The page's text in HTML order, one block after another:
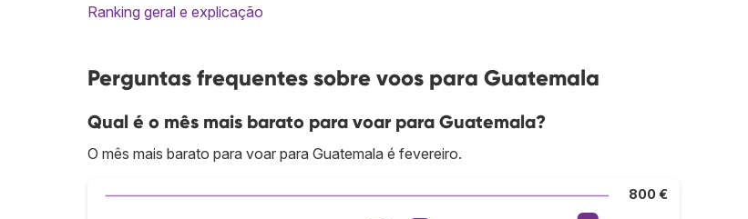
Ranking geral e explicação
Perguntas frequentes sobre voos para Guatemala
Qual é o mês mais barato para voar para Guatemala?
O mês mais barato para voar para Guatemala é fevereiro.
800 €